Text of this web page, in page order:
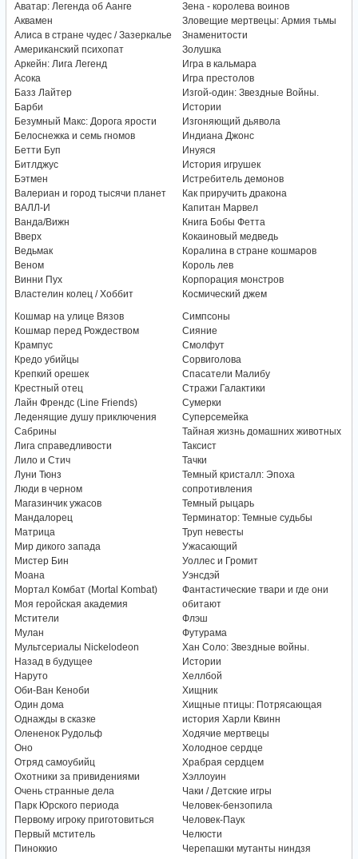
Аватар: Легенда об Аанге
Аквамен
Алиса в стране чудес / Зазеркалье
Американский психопат
Аркейн: Лига Легенд
Асока
Базз Лайтер
Барби
Безумный Макс: Дорога ярости
Белоснежка и семь гномов
Бетти Буп
Битлджус
Бэтмен
Валериан и город тысячи планет
ВАЛЛ-И
Ванда/Вижн
Вверх
Ведьмак
Веном
Винни Пух
Властелин колец / Хоббит
Зена - королева воинов
Зловещие мертвецы: Армия тьмы
Знаменитости
Золушка
Игра в кальмара
Игра престолов
Изгой-один: Звездные Войны.
Истории
Изгоняющий дьявола
Индиана Джонс
Инуяся
История игрушек
Истребитель демонов
Как приручить дракона
Капитан Марвел
Книга Бобы Фетта
Кокаиновый медведь
Коралина в стране кошмаров
Король лев
Корпорация монстров
Космический джем
Кошмар на улице Вязов
Кошмар перед Рождеством
Крампус
Кредо убийцы
Крепкий орешек
Крестный отец
Лайн Френдс (Line Friends)
Леденящие душу приключения
Сабрины
Лига справедливости
Лило и Стич
Луни Тюнз
Люди в черном
Магазинчик ужасов
Мандалорец
Матрица
Мир дикого запада
Мистер Бин
Моана
Мортал Комбат (Mortal Kombat)
Моя геройская академия
Мстители
Мулан
Мультсериалы Nickelodeon
Назад в будущее
Наруто
Оби-Ван Кеноби
Один дома
Однажды в сказке
Олененок Рудольф
Оно
Отряд самоубийц
Охотники за привидениями
Очень странные дела
Парк Юрского периода
Первому игроку приготовиться
Первый мститель
Пиноккио
Симпсоны
Сияние
Смолфут
Сорвиголова
Спасатели Малибу
Стражи Галактики
Сумерки
Суперсемейка
Тайная жизнь домашних животных
Таксист
Тачки
Темный кристалл: Эпоха
сопротивления
Темный рыцарь
Терминатор: Темные судьбы
Труп невесты
Ужасающий
Уоллес и Громит
Уэнсдэй
Фантастические твари и где они
обитают
Флэш
Футурама
Хан Соло: Звездные войны.
Истории
Хеллбой
Хищник
Хищные птицы: Потрясающая
история Харли Квинн
Ходячие мертвецы
Холодное сердце
Храбрая сердцем
Хэллоуин
Чаки / Детские игры
Человек-бензопила
Человек-Паук
Челюсти
Черепашки мутанты ниндзя